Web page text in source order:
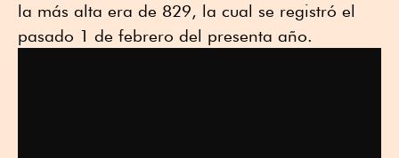
la más alta era de 829, la cual se registró el
pasado 1 de febrero del presenta año.